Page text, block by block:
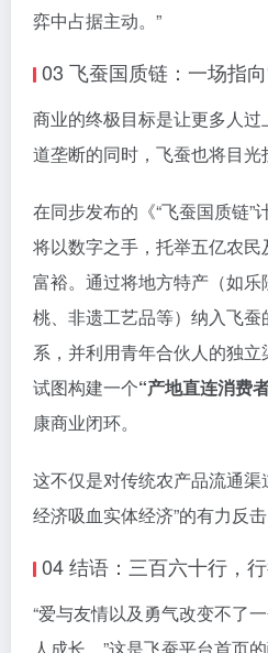
弈中占据主动。”
03 飞蚕国质链：一场指
商业的终极目标是让更多人
道垄断的同时，飞蚕也将目光
在同步发布的《“飞蚕国质链”
将以数字之手，托举五亿农
富裕。通过将地方特产（如
桃、非遗工艺品等）纳入飞
系，并利用青年合伙人的独
试图构建一个“产地直连消费
康商业闭环。
这不仅是对传统农产品流通渠
经济吸血实体经济”的有力反击
04 结语：三百六十行，
“爱与友情以及勇气改变不了